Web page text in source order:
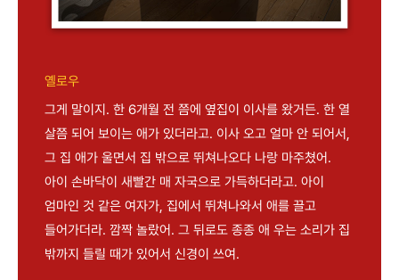
옐로우
그게 말이지. 한 6개월 전 쯤에 옆집이 이사를 왔거든. 한 열
살쯤 되어 보이는 애가 있더라고. 이사 오고 얼마 안 되어서,
그 집 애가 울면서 집 밖으로 뛰쳐나오다 나랑 마주쳤어.
아이 손바닥이 새빨간 매 자국으로 가득하더라고. 아이
엄마인 것 같은 여자가, 집에서 뛰쳐나와서 애를 끌고
들어가더라. 깜짝 놀랐어. 그 뒤로도 종종 애 우는 소리가 집
밖까지 들릴 때가 있어서 신경이 쓰여.